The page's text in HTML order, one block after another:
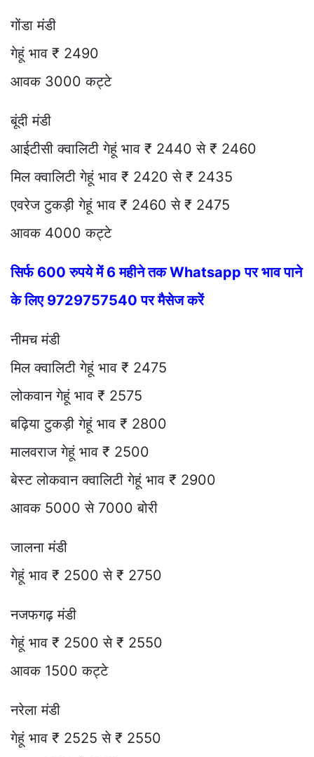
गोंडा मंडी
गेहूं भाव ₹ 2490
आवक 3000 कट्टे
बूंदी मंडी
आईटीसी क्वालिटी गेहूं भाव ₹ 2440 से ₹ 2460
मिल क्वालिटी गेहूं भाव ₹ 2420 से ₹ 2435
एवरेज टुकड़ी गेहूं भाव ₹ 2460 से ₹ 2475
आवक 4000 कट्टे
सिर्फ 600 रुपये में 6 महीने तक Whatsapp पर भाव पाने
के लिए 9729757540 पर मैसेज करें
नीमच मंडी
मिल क्वालिटी गेहूं भाव ₹ 2475
लोकवान गेहूं भाव ₹ 2575
बढ़िया टुकड़ी गेहूं भाव ₹ 2800
मालवराज गेहूं भाव ₹ 2500
बेस्ट लोकवान क्वालिटी गेहूं भाव ₹ 2900
आवक 5000 से 7000 बोरी
जालना मंडी
गेहूं भाव ₹ 2500 से ₹ 2750
नजफगढ़ मंडी
गेहूं भाव ₹ 2500 से ₹ 2550
आवक 1500 कट्टे
नरेला मंडी
गेहूं भाव ₹ 2525 से ₹ 2550